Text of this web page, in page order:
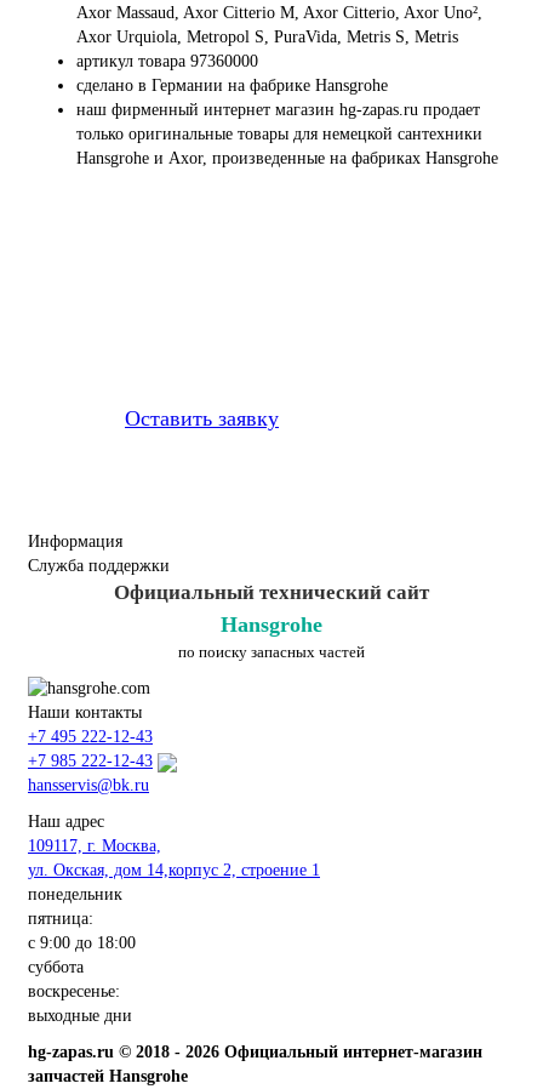
Axor Massaud, Axor Citterio M, Axor Citterio, Axor Uno²,
Axor Urquiola, Metropol S, PuraVida, Metris S, Metris
артикул товара 97360000
сделано в Германии на фабрике Hansgrohe
наш фирменный интернет магазин hg-zapas.ru продает
только оригинальные товары для немецкой сантехники
Hansgrohe и Axor, произведенные на фабриках Hansgrohe
Оставить заявку
Информация
Служба поддержки
Официальный технический сайт
Hansgrohe
по поиску запасных частей
Наши контакты
+7 495 222-12-43
+7 985 222-12-43
hansservis@bk.ru
Наш адрес
109117, г. Москва,
ул. Окская, дом 14,корпус 2, строение 1
понедельник
пятница:
с 9:00 до 18:00
суббота
воскресенье:
выходные дни
hg-zapas.ru © 2018 - 2026 Официальный интернет-магазин
запчастей Hansgrohe